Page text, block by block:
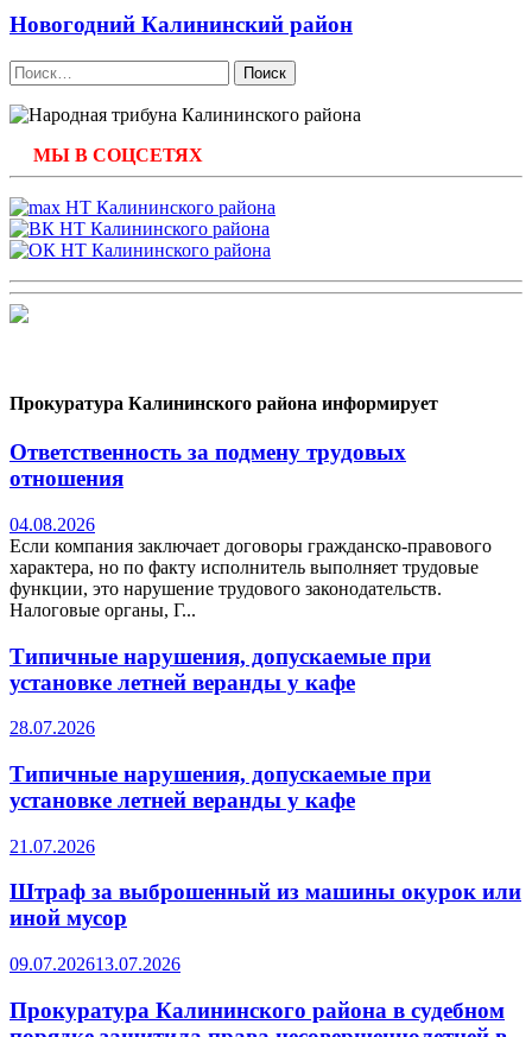
Новогодний Калининский район
Найти:
МЫ В СОЦСЕТЯХ
Прокуратура Калининского района информирует
Ответственность за подмену трудовых
отношения
04.08.2026
Если компания заключает договоры гражданско-правового
характера, но по факту исполнитель выполняет трудовые
функции, это нарушение трудового законодательств.
Налоговые органы, Г...
Типичные нарушения, допускаемые при
установке летней веранды у кафе
28.07.2026
Типичные нарушения, допускаемые при
установке летней веранды у кафе
21.07.2026
Штраф за выброшенный из машины окурок или
иной мусор
09.07.202613.07.2026
Прокуратура Калининского района в судебном